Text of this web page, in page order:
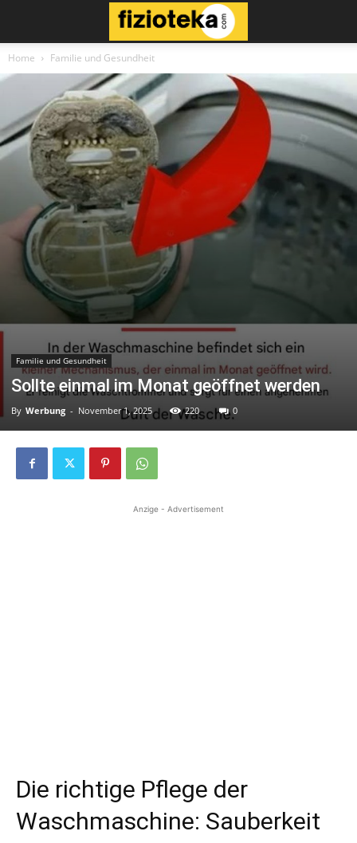
Home Familie und Gesundheit
Familie und Gesundheit
Sollte einmal im Monat geöffnet werden
By Werbung - November 1, 2025 220 0
Anzige - Advertisement
Die richtige Pflege der
Waschmaschine: Sauberkeit